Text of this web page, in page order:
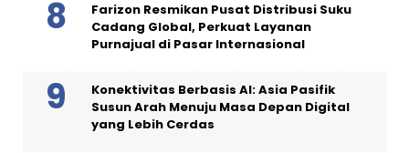
Farizon Resmikan Pusat Distribusi Suku
Cadang Global, Perkuat Layanan
Purnajual di Pasar Internasional
Konektivitas Berbasis AI: Asia Pasifik
Susun Arah Menuju Masa Depan Digital
yang Lebih Cerdas